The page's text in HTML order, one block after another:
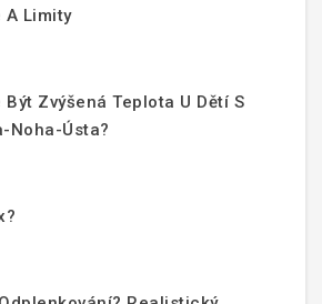
A Limity
Zvýšená Teplota U Dětí S
Noha-Ústa?